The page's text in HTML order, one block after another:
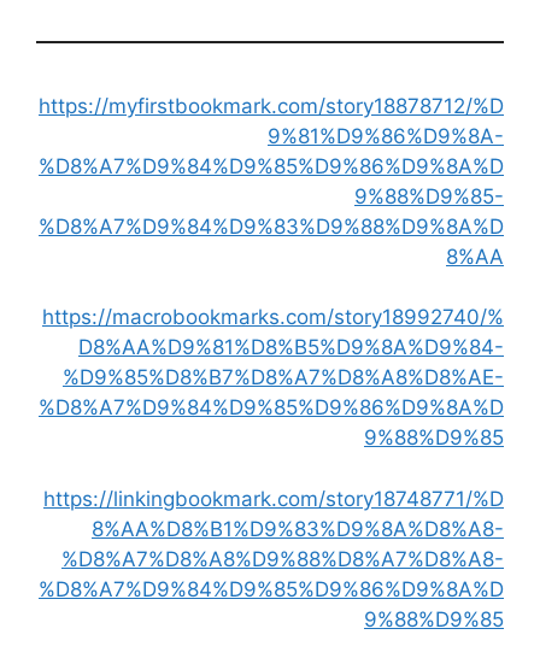
https://myfirstbookmark.com/story18878712/%D
9%81%D9%86%D9%8A-
%D8%A7%D9%84%D9%85%D9%86%D9%8A%D
9%88%D9%85-
%D8%A7%D9%84%D9%83%D9%88%D9%8A%D
8%AA
https://macrobookmarks.com/story18992740/%
D8%AA%D9%81%D8%B5%D9%8A%D9%84-
%D9%85%D8%B7%D8%A7%D8%A8%D8%AE-
%D8%A7%D9%84%D9%85%D9%86%D9%8A%D
9%88%D9%85
https://linkingbookmark.com/story18748771/%D
8%AA%D8%B1%D9%83%D9%8A%D8%A8-
%D8%A7%D8%A8%D9%88%D8%A7%D8%A8-
%D8%A7%D9%84%D9%85%D9%86%D9%8A%D
9%88%D9%85